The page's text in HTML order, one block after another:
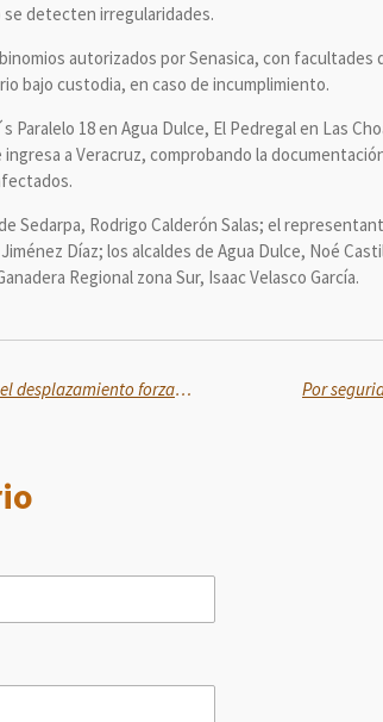
detecten irregularidades.
autorizados por Senasica, con
bajo custodia, en caso de incumplimiento.
Paralelo 18 en Agua Dulce, El Pedregal en Las
a Veracruz, comprobando la
Sedarpa, Rodrigo Calderón Salas; el
Díaz; los alcaldes de Agua Dulce, Noé
Regional zona Sur, Isaac Velasco García.
El plan maestro permitirá revertir el desplazamiento forzado de residentes, y preservará la identidad y memoria de los barrios: Alejandro Encinas